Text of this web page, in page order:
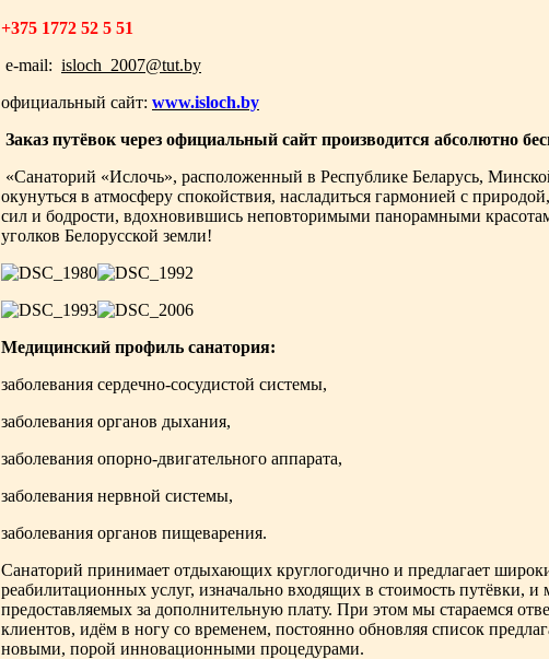
+375 1772 52 5 51
e-mail: isloch_2007@tut.by
официальный сайт: www.isloch.by
Заказ путёвок через официальный сайт производится абсолютно
«Санаторий «Ислочь», расположенный в Республике Беларусь,
окунуться в атмосферу спокойствия, насладиться гармонией с
сил и бодрости, вдохновившись неповторимыми панорамными
уголков Белорусской земли!
Медицинский профиль санатория:
заболевания сердечно-сосудистой системы,
заболевания органов дыхания,
заболевания опорно-двигательного аппарата,
заболевания нервной системы,
заболевания органов пищеварения.
Санаторий принимает отдыхающих круглогодично и предлагает
реабилитационных услуг, изначально входящих в стоимость путёвки, и
предоставляемых за дополнительную плату. При этом мы стараемся
клиентов, идём в ногу со временем, постоянно обновляя список
новыми, порой инновационными процедурами.